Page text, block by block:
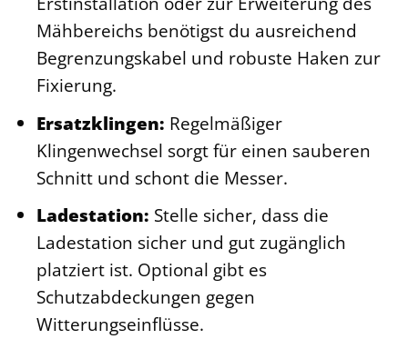
Mähbereichs benötigst du ausreichend
Begrenzungskabel und robuste Haken zur
Fixierung.
Ersatzklingen: Regelmäßiger
Klingenwechsel sorgt für einen sauberen
Schnitt und schont die Messer.
Ladestation: Stelle sicher, dass die
Ladestation sicher und gut zugänglich
platziert ist. Optional gibt es
Schutzabdeckungen gegen
Witterungseinflüsse.